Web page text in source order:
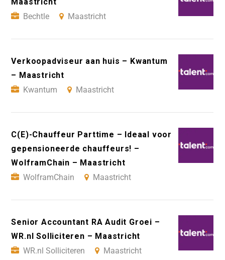
Bechtle
Maastricht
Verkoopadviseur aan huis – Kwantum
– Maastricht
Kwantum
Maastricht
C(E)-Chauffeur Parttime – Ideaal voor
gepensioneerde chauffeurs! –
WolframChain – Maastricht
WolframChain
Maastricht
Senior Accountant RA Audit Groei –
WR.nl Solliciteren – Maastricht
WR.nl Solliciteren
Maastricht